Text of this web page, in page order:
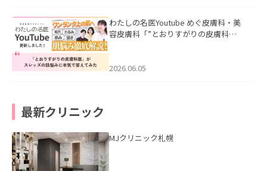
わたしの名医Youtube めぐ皮膚科・美
容皮膚科「”とおりすがりの皮膚科
2026.06.05
最新クリニック
MJクリニック札幌